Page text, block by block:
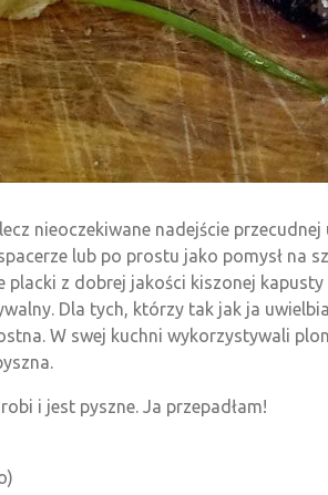
nieoczekiwane nadejście
lub po prostu jako pomysł na
placki z dobrej jakości kiszonej
Dla tych, którzy tak jak ja
W swej kuchni wykorzystywali
i jest pyszne. Ja przepadłam!